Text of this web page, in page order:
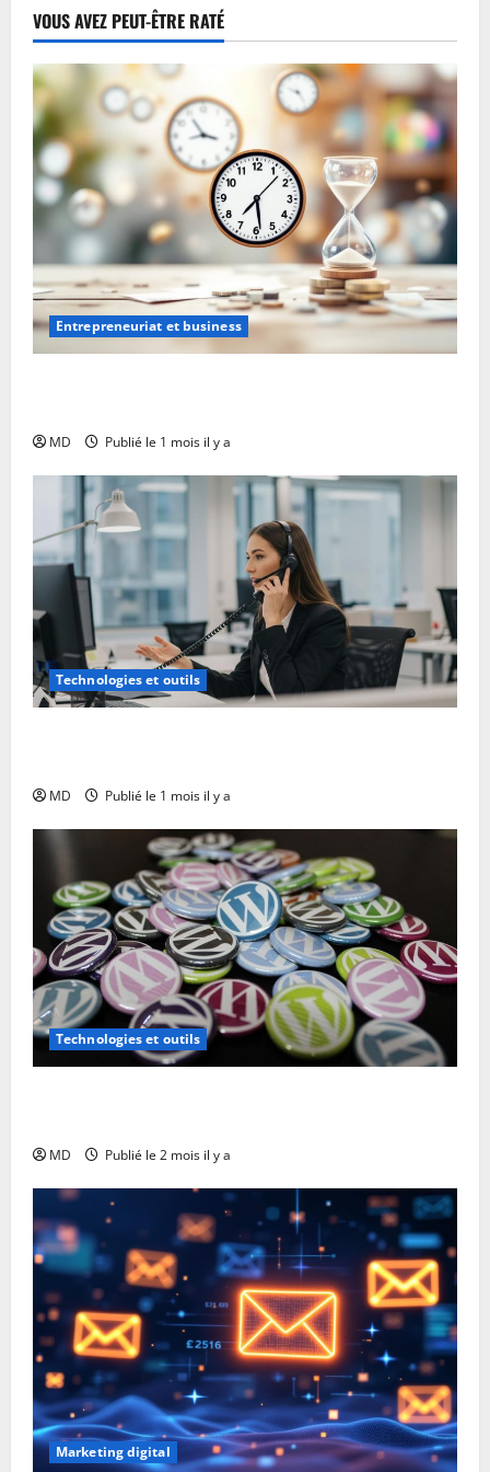
VOUS AVEZ PEUT-ÊTRE RATÉ
Entrepreneuriat et business
MD Publié le 1 mois il y a
Technologies et outils
MD Publié le 1 mois il y a
Technologies et outils
MD Publié le 2 mois il y a
Marketing digital